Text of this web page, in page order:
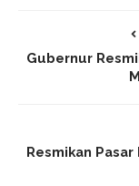
Gubernur
Resmikan